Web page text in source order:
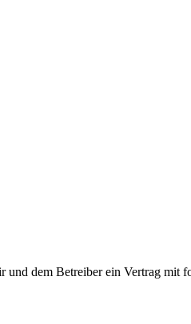
dem Betreiber ein Vertrag mit